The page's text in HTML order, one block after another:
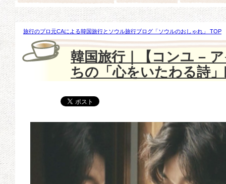
旅行のプロ元CAによる韓国旅行とソウル旅行ブログ「ソウルのおしゃれ」 TOP
俳優たちの「心をいたわる詩」朗読リレー♪
韓国旅行｜【コンユ –
ちの「心をいたわる詩